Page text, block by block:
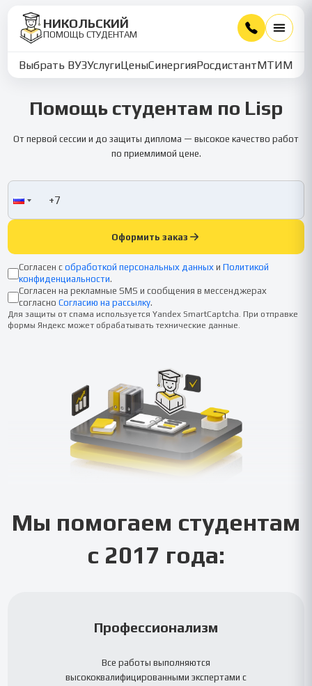
НИКОЛЬСКИЙ
ПОМОЩЬ СТУДЕНТАМ
Выбрать ВУЗУслугиЦеныСинергияРосдистантМТИММУ
Помощь студентам по Lisp
От первой сессии и до защиты диплома — высокое качество работ
по приемлимой цене.
Оформить заказ
Согласен с обработкой персональных данных и Политикой
конфиденциальности.
Согласен на рекламные SMS и сообщения в мессенджерах
согласно Согласию на рассылку.
Для защиты от спама используется Yandex SmartCaptcha. При отправке
формы Яндекс может обрабатывать технические данные.
Мы помогаем студентам
с 2017 года:
Профессионализм
Все работы выполняются
высококвалифицированными экспертами с